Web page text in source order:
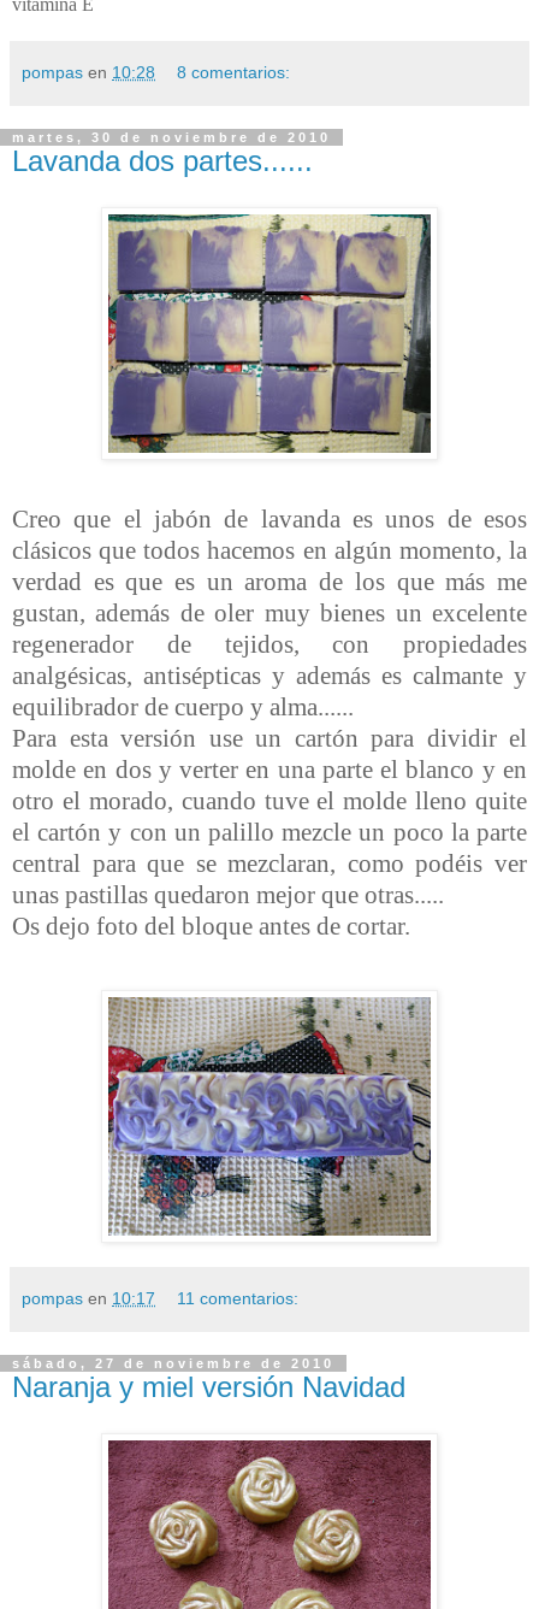
vitamina E
pompas en 10:28 8 comentarios:
martes, 30 de noviembre de 2010
Lavanda dos partes......
Creo que el jabón de lavanda es unos de esos
clásicos que todos hacemos en algún momento, la
verdad es que es un aroma de los que más me
gustan, además de oler muy bienes un excelente
regenerador de tejidos, con propiedades
analgésicas, antisépticas y además es calmante y
equilibrador de cuerpo y alma......
Para esta versión use un cartón para dividir el
molde en dos y verter en una parte el blanco y en
otro el morado, cuando tuve el molde lleno quite
el cartón y con un palillo mezcle un poco la parte
central para que se mezclaran, como podéis ver
unas pastillas quedaron mejor que otras.....
Os dejo foto del bloque antes de cortar.
pompas en 10:17 11 comentarios:
sábado, 27 de noviembre de 2010
Naranja y miel versión Navidad